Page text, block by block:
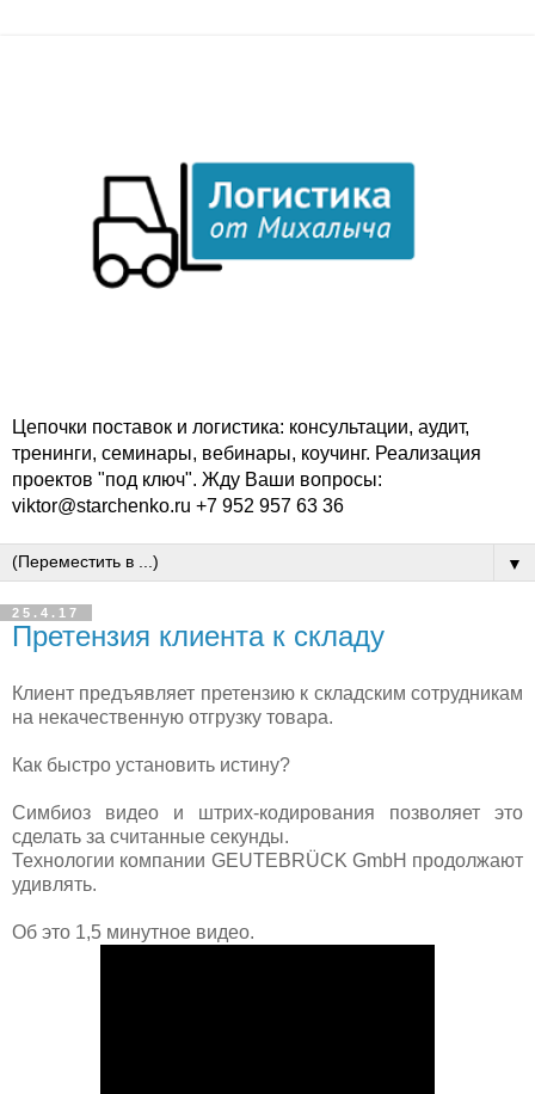
Цепочки поставок и логистика: консультации, аудит,
тренинги, семинары, вебинары, коучинг. Реализация
проектов "под ключ". Жду Ваши вопросы:
viktor@starchenko.ru +7 952 957 63 36
▼
25.4.17
Претензия клиента к складу
Клиент предъявляет претензию к складским сотрудникам
на некачественную отгрузку товара.
Как быстро установить истину?
Симбиоз видео и штрих-кодирования позволяет это
сделать за считанные секунды.
Технологии компании GEUTEBRÜCK GmbH продолжают
удивлять.
Об это 1,5 минутное видео.